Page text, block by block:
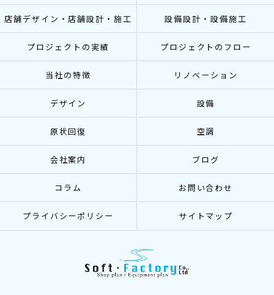
店舗デザイン・店舗設計・施工 設備設計・設備施工
プロジェクトの実績 プロジェクトのフロー
当社の特徴 リノベーション
デザイン 設備
原状回復 空調
会社案内 ブログ
コラム お問い合わせ
プライバシーポリシー サイトマップ